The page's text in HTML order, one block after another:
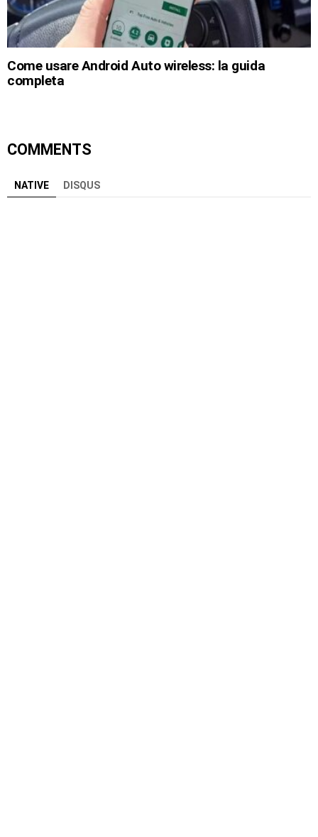
Come usare Android Auto wireless: la guida
completa
COMMENTS
NATIVE DISQUS